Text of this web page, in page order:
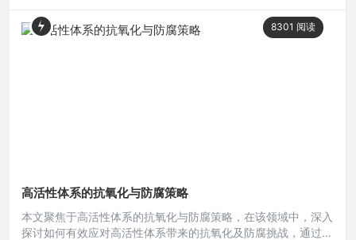
抗氧化防御，三者在抗氧化体系中可能协同发挥作用以抵御氧
化。在白细胞提取物资讯领域，抗氧化体系的设计至关重要，它
8301 阅读
高活性体系的抗氧化与防腐策略
本文聚焦于高活性体系的抗氧化与防腐策略，在该领域中，深入
探讨如何有效应对高活性体系带来的抗氧化及防腐挑战，通过研